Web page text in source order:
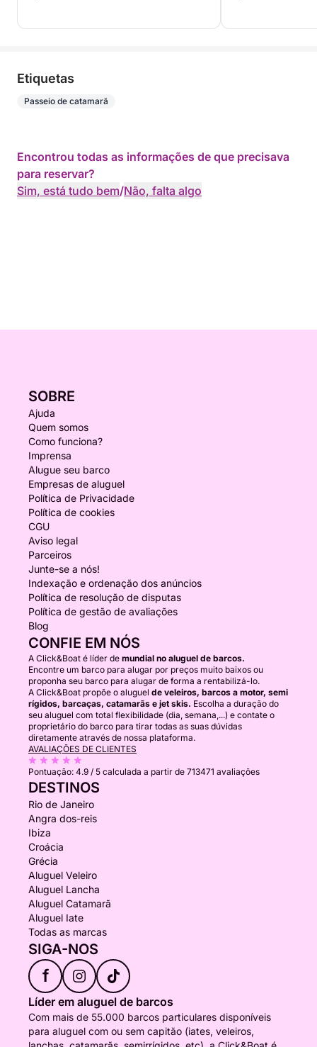
Etiquetas
Passeio de catamarã
Encontrou todas as informações de que precisava
para reservar?
Sim, está tudo bem/Não, falta algo
SOBRE
Ajuda
Quem somos
Como funciona?
Imprensa
Alugue seu barco
Empresas de aluguel
Política de Privacidade
Política de cookies
CGU
Aviso legal
Parceiros
Junte-se a nós!
Indexação e ordenação dos anúncios
Política de resolução de disputas
Política de gestão de avaliações
Blog
CONFIE EM NÓS
A Click&Boat é líder de mundial no aluguel de barcos.
Encontre um barco para alugar por preços muito baixos ou
proponha seu barco para alugar de forma a rentabilizá-lo.
A Click&Boat propõe o aluguel de veleiros, barcos a motor, semi
rígidos, barcaças, catamarãs e jet skis. Escolha a duração do
seu aluguel com total flexibilidade (dia, semana,...) e contate o
proprietário do barco para tirar todas as suas dúvidas
diretamente através de nossa plataforma.
AVALIAÇÕES DE CLIENTES
Pontuação: 4.9 / 5 calculada a partir de 713471 avaliações
DESTINOS
Rio de Janeiro
Angra dos-reis
Ibiza
Croácia
Grécia
Aluguel Veleiro
Aluguel Lancha
Aluguel Catamarã
Aluguel Iate
Todas as marcas
SIGA-NOS
f
Líder em aluguel de barcos
Com mais de 55.000 barcos particulares disponíveis
para aluguel com ou sem capitão (iates, veleiros,